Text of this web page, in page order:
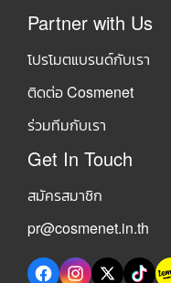
Partner with Us
โปรโมตแบรนด์กับเรา
ติดต่อ Cosmenet
ร่วมทีมกับเรา
Get In Touch
สมัครสมาชิก
pr@cosmenet.in.th